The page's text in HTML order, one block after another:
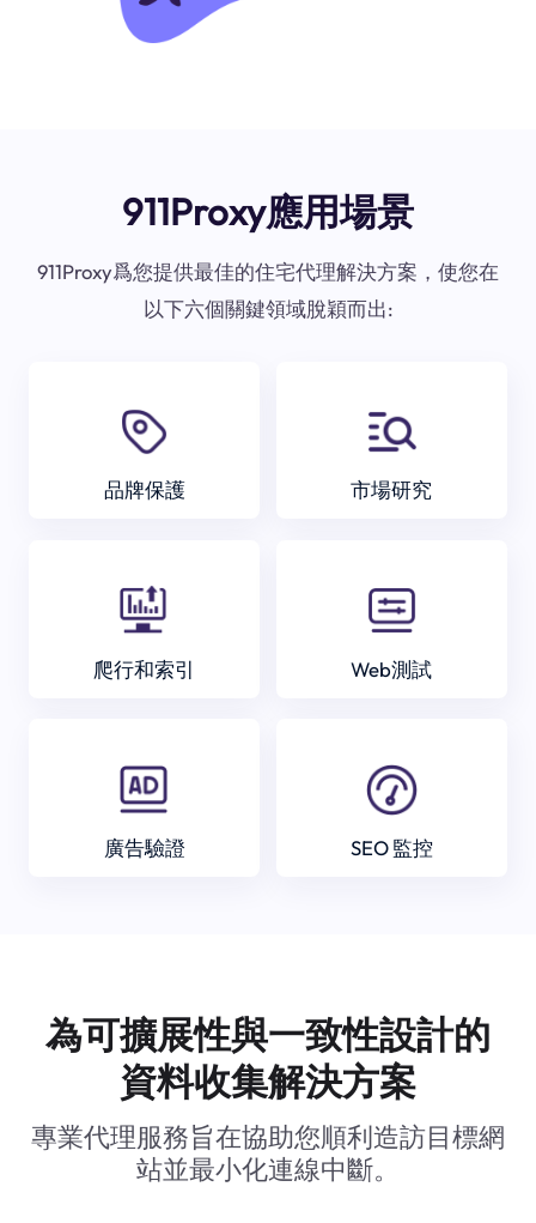
911Proxy應用場景
911Proxy爲您提供最佳的住宅代理解決方案，使您在
以下六個關鍵領域脫穎而出:
品牌保護 市場研究
爬行和索引 Web測試
廣告驗證 SEO 監控
為可擴展性與一致性設計的
資料收集解決方案
專業代理服務旨在協助您順利造訪目標網
站並最小化連線中斷。